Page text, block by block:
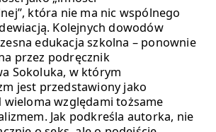
która nie ma nic wspólnego
Kolejnych dowodów
edukacja szkolna – ponownie
przez podręcznik
Sokoluka, w którym
jest przedstawiony jako
wieloma względami tożsame
Jak podkreśla autorka, nie